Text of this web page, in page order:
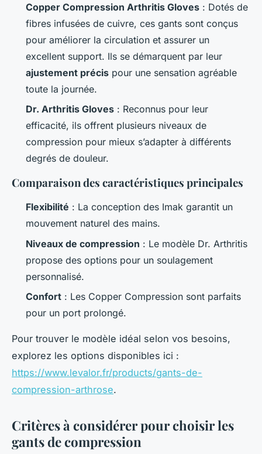
Copper Compression Arthritis Gloves : Dotés de
fibres infusées de cuivre, ces gants sont conçus
pour améliorer la circulation et assurer un
excellent support. Ils se démarquent par leur
ajustement précis pour une sensation agréable
toute la journée.
Dr. Arthritis Gloves : Reconnus pour leur
efficacité, ils offrent plusieurs niveaux de
compression pour mieux s’adapter à différents
degrés de douleur.
Comparaison des caractéristiques principales
Flexibilité : La conception des Imak garantit un
mouvement naturel des mains.
Niveaux de compression : Le modèle Dr. Arthritis
propose des options pour un soulagement
personnalisé.
Confort : Les Copper Compression sont parfaits
pour un port prolongé.
Pour trouver le modèle idéal selon vos besoins,
explorez les options disponibles ici :
https://www.levalor.fr/products/gants-de-
compression-arthrose.
Critères à considérer pour choisir les
gants de compression